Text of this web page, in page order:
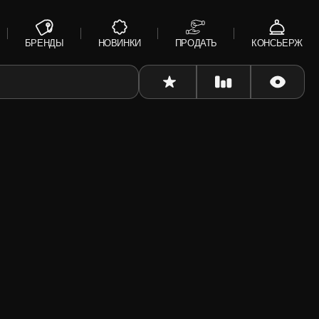
БРЕНДЫ НОВИНКИ ПРОДАТЬ КОНСЬЕРЖ